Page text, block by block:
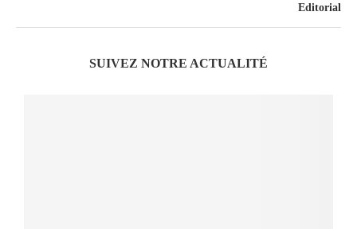
Editorial
SUIVEZ NOTRE ACTUALITÉ